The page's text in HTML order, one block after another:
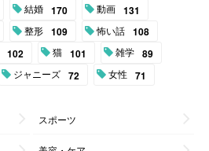
結婚 170 動画 131
整形 109 怖い話 108
102 猫 101 雑学 89
ジャニーズ 72 女性 71
スポーツ